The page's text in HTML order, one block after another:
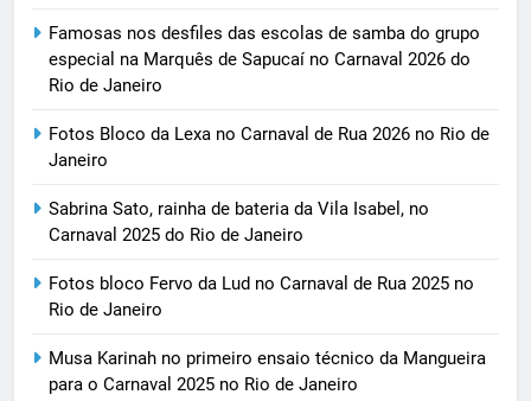
Famosas nos desfiles das escolas de samba do grupo
especial na Marquês de Sapucaí no Carnaval 2026 do
Rio de Janeiro
Fotos Bloco da Lexa no Carnaval de Rua 2026 no Rio de
Janeiro
Sabrina Sato, rainha de bateria da Vila Isabel, no
Carnaval 2025 do Rio de Janeiro
Fotos bloco Fervo da Lud no Carnaval de Rua 2025 no
Rio de Janeiro
Musa Karinah no primeiro ensaio técnico da Mangueira
para o Carnaval 2025 no Rio de Janeiro